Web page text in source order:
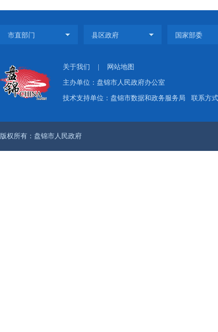
关于我们 网站地图
主办单位：盘锦市人民政府办公室
技术支持单位：盘锦市数据和政务服务局 联系方
版权所有：盘锦市人民政府